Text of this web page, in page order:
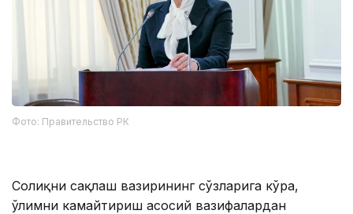
Фото: Правительство РК
Соғлиқни сақлаш вазирининг сўзларига кўра,
ўлимни камайтириш асосий вазифалардан